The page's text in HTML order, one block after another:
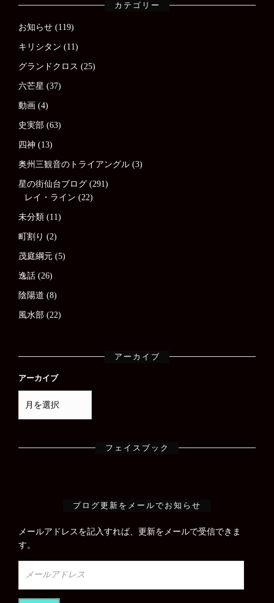
カテゴリー
お知らせ (119)
キリシタン (11)
グランドクロス (25)
六芒星 (37)
動画 (4)
史実部 (63)
四神 (13)
奥州三観音のトライアングル (3)
星の街仙台ブログ (291)
レイ・ライン (22)
未分類 (11)
町割り (2)
茂庭綱元 (5)
逸話 (26)
陰陽道 (8)
風水部 (22)
アーカイブ
アーカイブ
フェイスブック
ブログ更新をメールでお知らせ
メールアドレスを記入すれば、更新をメールで受信できま
す。
ー
ル